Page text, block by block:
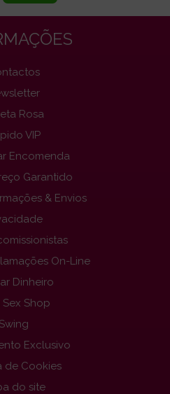
Rosa
VIP
Encomenda
Garantido
& Envios
On-Line
Dinheiro
Shop
Swing
Exclusivo
de Cookies
do site